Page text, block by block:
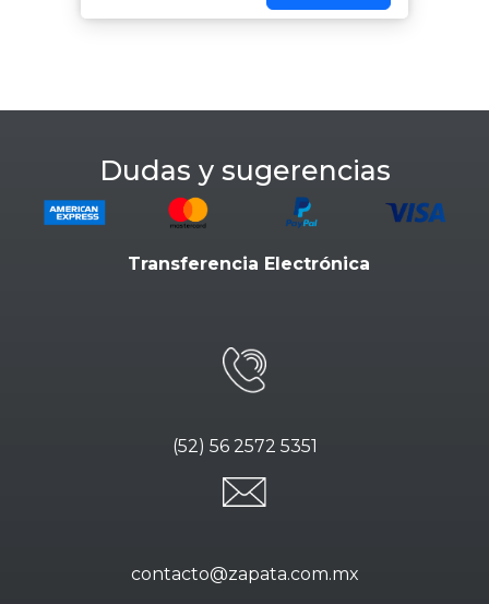
Dudas y sugerencias
Transferencia Electrónica
(52) 56 2572 5351
contacto@zapata.com.mx